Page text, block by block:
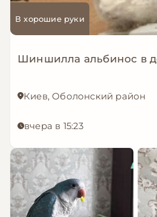
В хорошие руки
Киев, Оболонский район
вчера в 15:23